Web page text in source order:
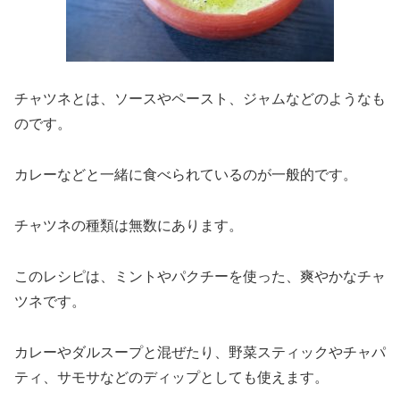
チャツネとは、ソースやペースト、ジャムなどのようなも
のです。
カレーなどと一緒に食べられているのが一般的です。
チャツネの種類は無数にあります。
このレシピは、ミントやパクチーを使った、爽やかなチャ
ツネです。
カレーやダルスープと混ぜたり、野菜スティックやチャパ
ティ、サモサなどのディップとしても使えます。